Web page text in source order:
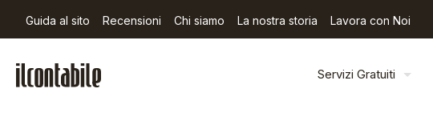
Guida al sito Recensioni Chi siamo La nostra storia Lavora con Noi
Servizi Gratuiti